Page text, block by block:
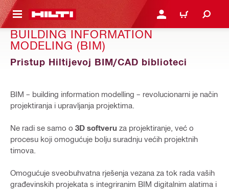
GLAVNI SADRŽAJ PRIJAVI SE ILI SE
KOŠARICA
BUILDING INFORMATION
MODELING (BIM)
Pristup Hiltijevoj BIM/CAD biblioteci
BIM – building information modelling – revolucionarni je način
projektiranja i upravljanja projektima.
Ne radi se samo o 3D softveru za projektiranje, već o
procesu koji omogućuje bolju suradnju većih projektnih
timova.
Omogućuje sveobuhvatna rješenja vezana za tok rada vaših
građevinskih projekata s integriranim BIM digitalnim alatima i